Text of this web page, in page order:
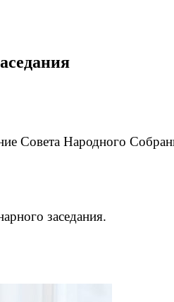
Совета Народного
заседания.